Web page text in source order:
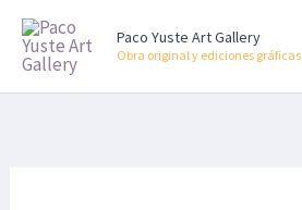
contenido
Paco Yuste Art Gallery
Obra original y ediciones gráficas
con
la
luz
-
-
PY220
-
Obra